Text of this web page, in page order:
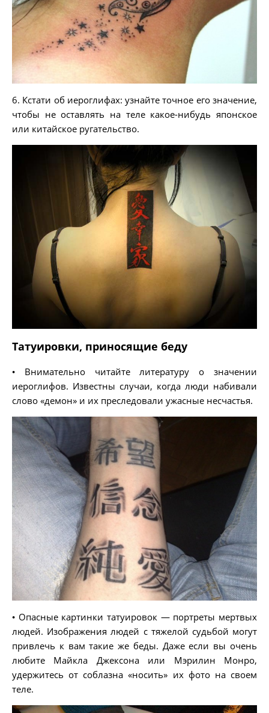
6. Кстати об иероглифах: узнайте точное его значение,
чтобы не оставлять на теле какое-нибудь японское
или китайское ругательство.
Татуировки, приносящие беду
• Внимательно читайте литературу о значении
иероглифов. Известны случаи, когда люди набивали
слово «демон» и их преследовали ужасные несчастья.
• Опасные картинки татуировок — портреты мертвых
людей. Изображения людей с тяжелой судьбой могут
привлечь к вам такие же беды. Даже если вы очень
любите Майкла Джексона или Мэрилин Монро,
удержитесь от соблазна «носить» их фото на своем
теле.